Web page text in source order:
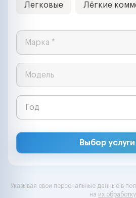
Легковые Лёгкие
Марка *
Модель
Выбор услуги
Указывая свои персональные данные в
на их обработку.